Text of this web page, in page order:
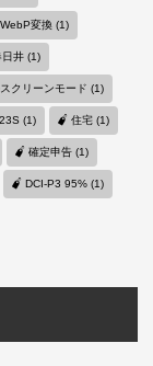
WebP変換 (1)
日井 (1)
クリーンモード (1)
(1) 住宅 (1)
確定申告 (1)
DCI-P3 95% (1)